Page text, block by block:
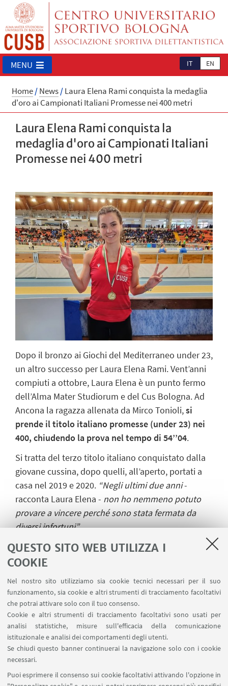
QUESTO SITO WEB UTILIZZA I
COOKIE
Nel nostro sito utilizziamo sia cookie tecnici necessari per il suo
funzionamento, sia cookie e altri strumenti di tracciamento facoltativi
che potrai attivare solo con il tuo consenso.
Cookie e altri strumenti di tracciamento facoltativi sono usati per
analisi statistiche, misure sull'efficacia della comunicazione
istituzionale e analisi dei comportamenti degli utenti.
Se chiudi questo banner continuerai la navigazione solo con i cookie
necessari.
Puoi esprimere il consenso sui cookie facoltativi attivando l'opzione in
IT EN
MENU
Home/News/Laura Elena Rami conquista la medaglia
d'oro ai Campionati Italiani Promesse nei 400 metri
Laura Elena Rami conquista la
medaglia d'oro ai Campionati Italiani
Promesse nei 400 metri
Dopo il bronzo ai Giochi del Mediterraneo under 23,
un altro successo per Laura Elena Rami. Vent’anni
compiuti a ottobre, Laura Elena è un punto fermo
dell’Alma Mater Studiorum e del Cus Bologna. Ad
Ancona la ragazza allenata da Mirco Tonioli,si
prende il titolo italiano promesse (under 23) nei
400, chiudendo la prova nel tempo di 54’’04.
Si tratta del terzo titolo italiano conquistato dalla
giovane cussina, dopo quelli, all’aperto, portati a
casa nel 2019 e 2020. “Negli ultimi due anni-
racconta Laura Elena - non ho nemmeno potuto
provare a vincere perché sono stata fermata da
diversi infortuni”.
Il tempo finale ha una valenza doppia: è il
record regionale sulla distanza
Europei di categoria , in programma nel mese di
luglio a Espoo, in Finlandia. Iscritta al secondo
anno diInfermieristica,all’Università di Bologna,
Laura Elena ha idee chiare sul suo futuro. “I
prossimi obiettivi sono i campionati italiani assoluti
il 18/19 febbraio. Poi provare a vincere anche il
titolo italiano outdoor a giugno e a luglio
appuntamento con gli europei di categoria”.